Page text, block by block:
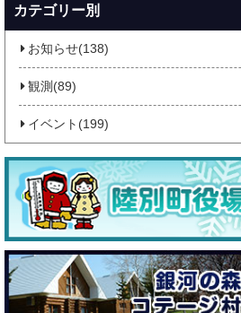
カテゴリー別
お知らせ(138)
観測(89)
イベント(199)